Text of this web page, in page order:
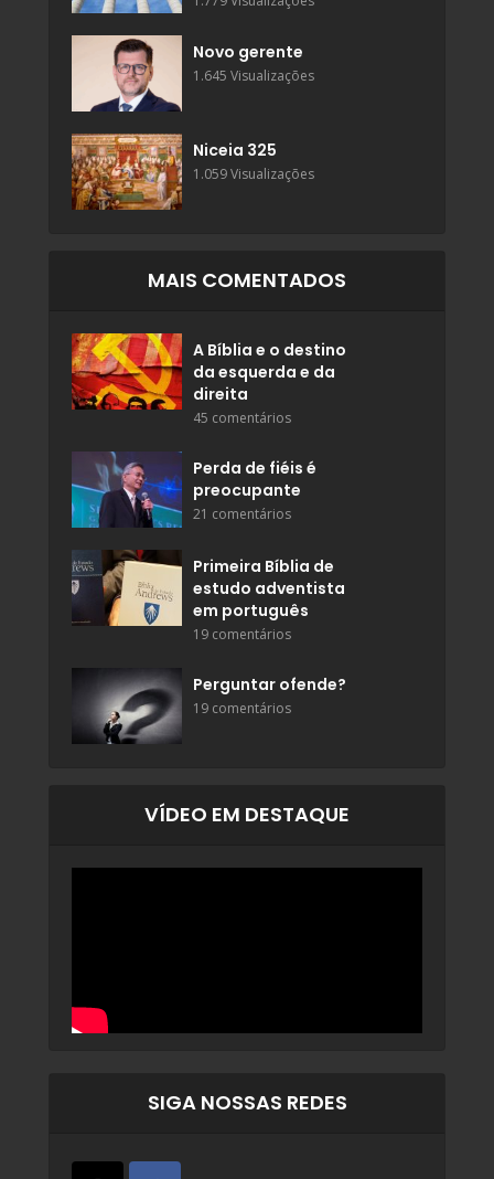
Novo gerente
1.645 Visualizações
Niceia 325
1.059 Visualizações
MAIS COMENTADOS
A Bíblia e o destino
da esquerda e da
direita
45 comentários
Perda de fiéis é
preocupante
21 comentários
Primeira Bíblia de
estudo adventista
em português
19 comentários
Perguntar ofende?
19 comentários
VÍDEO EM DESTAQUE
SIGA NOSSAS REDES